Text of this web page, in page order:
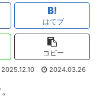
はてブ
コピー
2025.12.10 2024.03.26